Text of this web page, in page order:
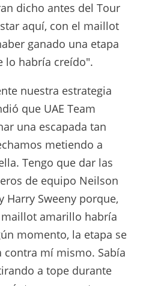
dicho antes del Tour
aquí, con el maillot
ganado una etapa
lo habría creído".
nuestra estrategia
que UAE Team
una escapada tan
metiendo a
Tengo que dar las
de equipo Neilson
Harry Sweeny porque,
amarillo habría
momento, la etapa se
mí mismo. Sabía
a tope durante